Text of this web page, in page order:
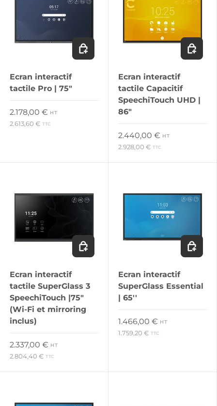
Ecran interactif
tactile Pro | 75"
Prix habituel
2.178,00 € HT
2.613,60 € TTC
Ajouter au panier
Ecran interactif
tactile Capacitif
SpeechiTouch UHD |
86"
Prix habituel
2.440,00 € HT
2.928,00 € TTC
Ajouter
Ecran interactif
tactile SuperGlass 3
SpeechiTouch |75"
(Wi-Fi et mirroring
inclus)
Prix habituel
2.337,00 € HT
2.804,40 € TTC
Ajouter au panier
Ecran interactif
SuperGlass Essential
| 65''
Prix habituel
1.466,00 € HT
1.759,20 € TTC
Ajouter